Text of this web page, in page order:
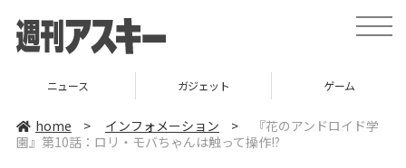
t
o
v
ニュース ガジェット ゲーム
home > インフォメーション >
『花のアンドロイド学
園』第10話：ロリ・モバちゃんは触って操作!?